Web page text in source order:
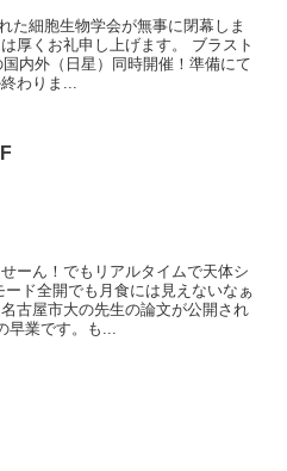
た細胞生物学会が無事に閉幕しま
厚くお礼申し上げます。 ブラスト
内外（日星）同時開催！準備にて
わりま...
ーん！でもリアルタイムで天体シ
ド全開でも月食には見えないなぁ
古屋市大の先生の論文が公開され
早業です。も...